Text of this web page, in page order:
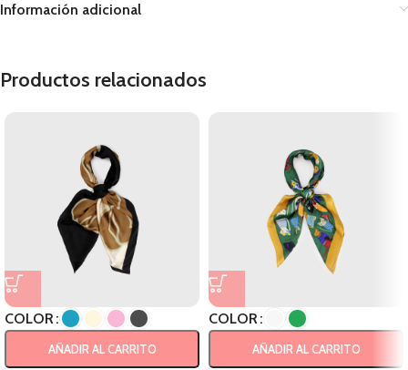
Información adicional
Productos relacionados
COLOR
AÑADIR AL CARRITO
COLOR
AÑADIR AL CARRITO